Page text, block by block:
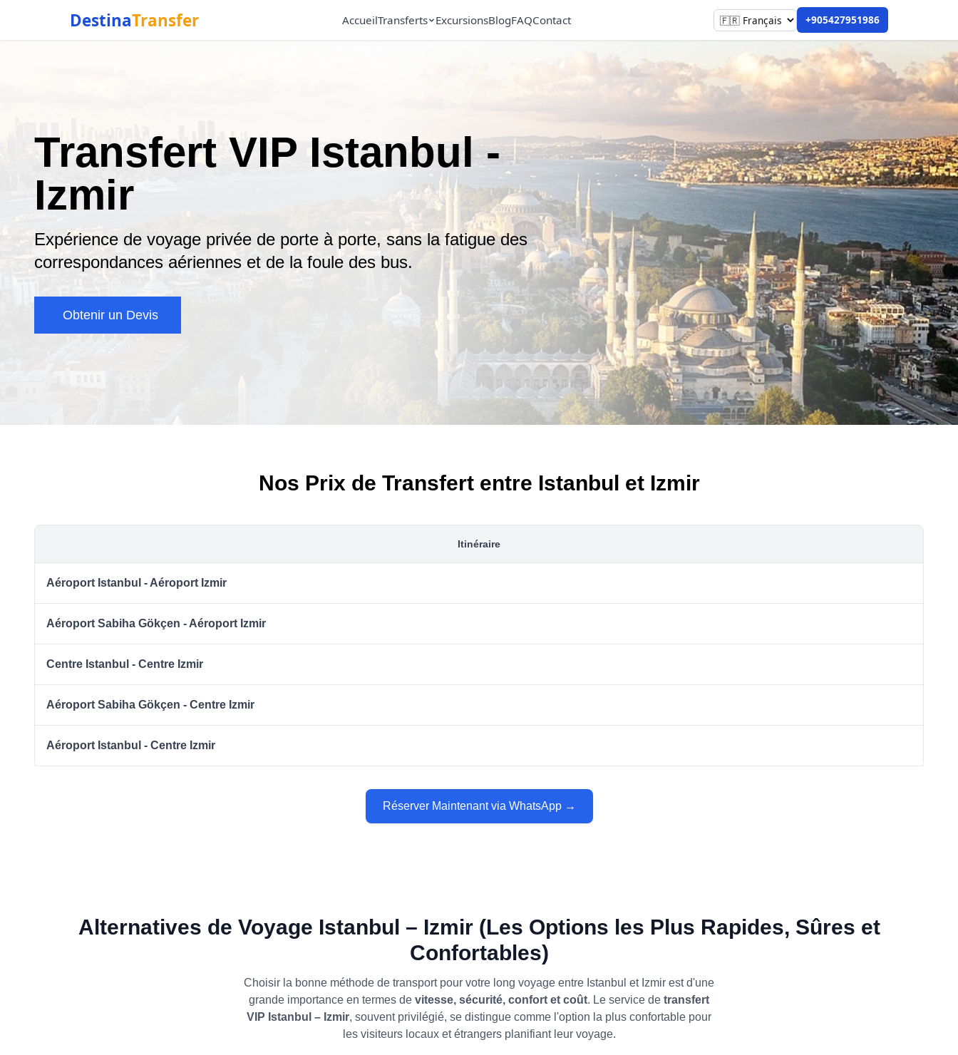
DestinaTransfer AccueilTransferts ExcursionsBlogFAQContact +905427951986
Transfert VIP Istanbul -
Izmir
Expérience de voyage privée de porte à porte, sans la fatigue des
correspondances aériennes et de la foule des bus.
Obtenir un Devis
Nos Prix de Transfert entre Istanbul et Izmir
Itinéraire
Aéroport Istanbul - Aéroport Izmir
Aéroport Sabiha Gökçen - Aéroport Izmir
Centre Istanbul - Centre Izmir
Aéroport Sabiha Gökçen - Centre Izmir
Aéroport Istanbul - Centre Izmir
Réserver Maintenant via WhatsApp →
Alternatives de Voyage Istanbul – Izmir (Les Options les Plus Rapides, Sûres et
Confortables)
Choisir la bonne méthode de transport pour votre long voyage entre Istanbul et Izmir est d'une
grande importance en termes de vitesse, sécurité, confort et coût. Le service de transfert
VIP Istanbul – Izmir, souvent privilégié, se distingue comme l'option la plus confortable pour
les visiteurs locaux et étrangers planifiant leur voyage.